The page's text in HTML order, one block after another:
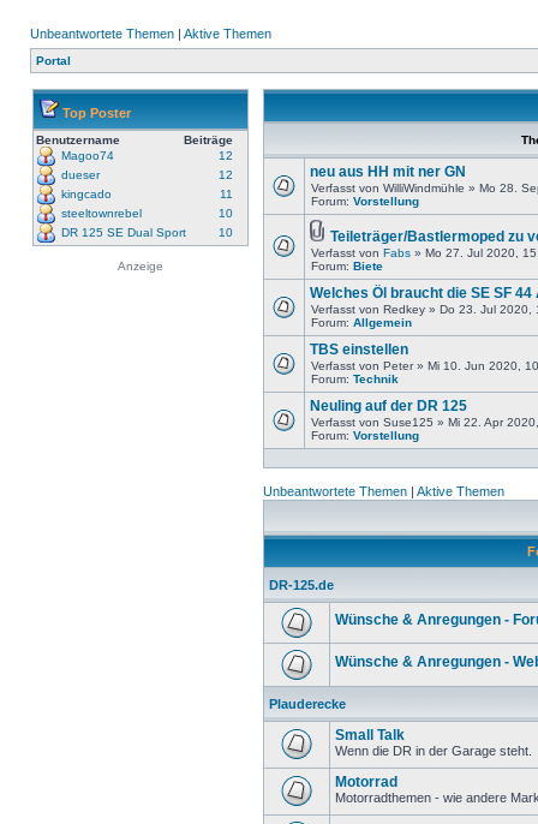
Unbeantwortete Themen | Aktive Themen
Portal
Top Poster
Benutzername
Beiträge
Magoo74
12
dueser
12
kingcado
11
steeltownrebel
10
DR 125 SE Dual Sport
10
Anzeige
neu aus HH mit ner GN
Verfasst von WilliWindmühle » Mo 28.
Forum: Vorstellung
Teileträger/Bastlermoped zu
Verfasst von Fabs » Mo 27. Jul 2020,
Forum: Biete
Welches Öl braucht die SE SF 44
Verfasst von Redkey » Do 23. Jul 2020,
Forum: Allgemein
TBS einstellen
Verfasst von Peter » Mi 10. Jun 2020,
Forum: Technik
Neuling auf der DR 125
Verfasst von Suse125 » Mi 22. Apr
Forum: Vorstellung
Unbeantwortete Themen | Aktive Themen
DR-125.de
Wünsche & Anregungen -
Wünsche & Anregungen -
Plauderecke
Small Talk
Wenn die DR in der Garage steht.
Motorrad
Motorradthemen - wie andere